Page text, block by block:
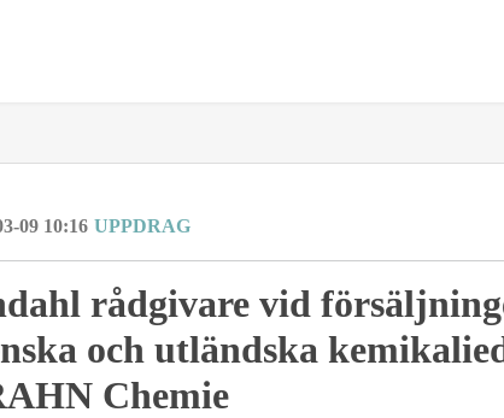
09 10:16 UPPDRAG
rådgivare vid
och utländska
Chemie